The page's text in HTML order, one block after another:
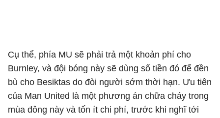
Cụ thể, phía MU sẽ phải trả một khoản phí cho
Burnley, và đội bóng này sẽ dùng số tiền đó để đền
bù cho Besiktas do đòi người sớm thời hạn. Ưu tiên
của Man United là một phương án chữa cháy trong
mùa đông này và tốn ít chi phí, trước khi nghĩ tới